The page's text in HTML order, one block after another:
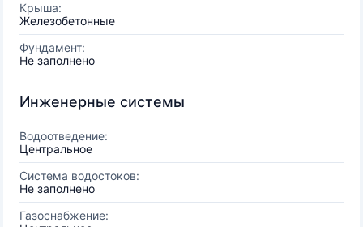
Крыша:
Железобетонные
Фундамент:
Не заполнено
Инженерные системы
Водоотведение:
Центральное
Система водостоков:
Не заполнено
Газоснабжение: